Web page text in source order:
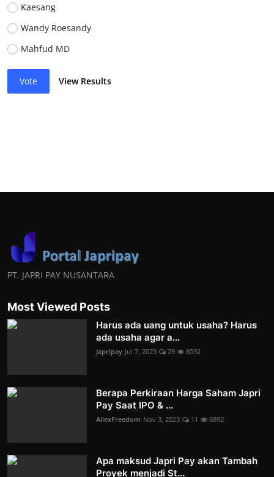
Kaesang
Wandy Roesandy
Mahfud MD
Vote View Results
PT. JAPRI PAY NUSANTARA
Most Viewed Posts
Harus ada uang untuk usaha? Harus
ada usaha agar a...
Japripay Jul 7, 2023 29 8092
Berapa Perkiraan Harga Saham Japri
Pay Saat IPO & ...
AllexFreedom Nov 3, 2023 11 6892
Apa maksud Japri Pay akan Tambah
Proyek menjadi St...